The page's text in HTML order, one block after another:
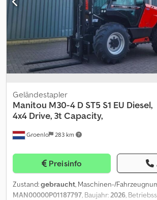
Groenlo 283 km
Geländestapler
Manitou M30-4 D ST5 S1 EU Diesel,
4x4 Drive, 3t Capacity,
Preisinfo
Zustand:gebraucht, Maschinen-/
MAN00000P01187797, Baujahr:2026,